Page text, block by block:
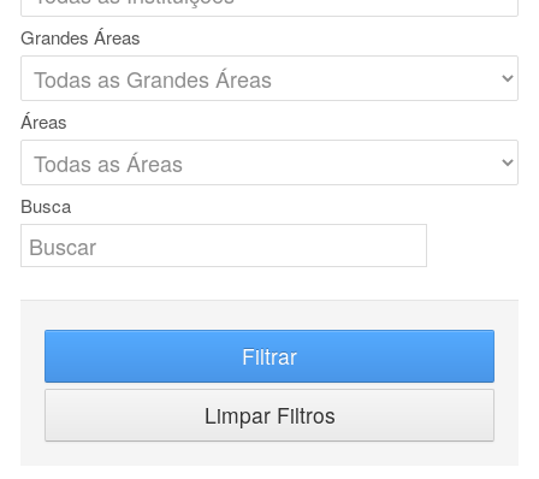
Grandes Áreas
Áreas
Busca
Filtrar
Limpar Filtros